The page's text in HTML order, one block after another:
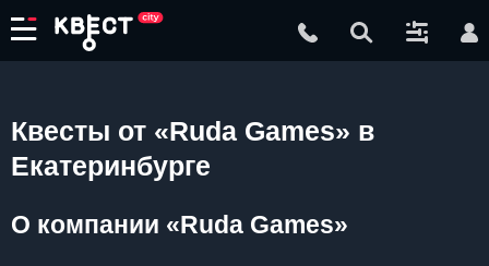
Квесты от «Ruda Games» в
Екатеринбурге
О компании «Ruda Games»